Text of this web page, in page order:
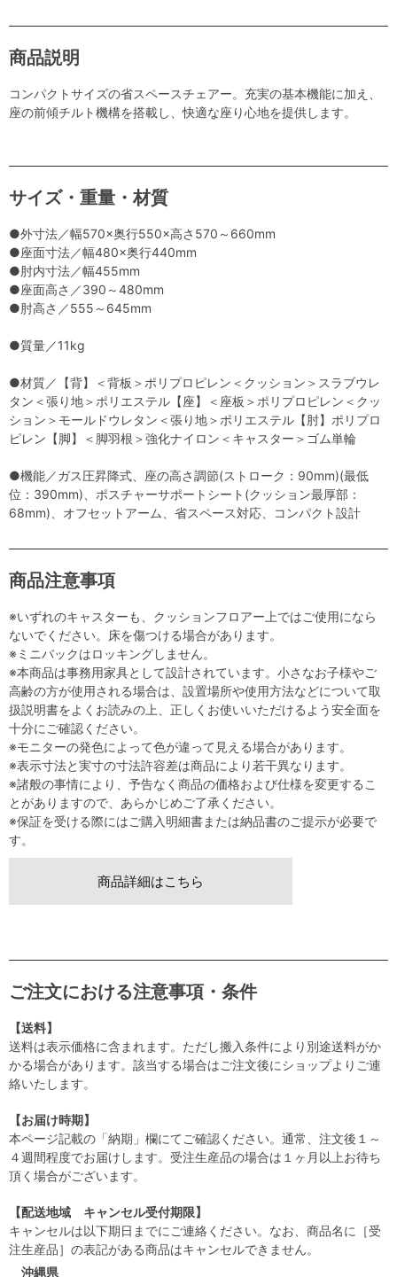
商品説明
コンパクトサイズの省スペースチェアー。充実の基本機能に加え、
座の前傾チルト機構を搭載し、快適な座り心地を提供します。
サイズ・重量・材質
●外寸法／幅570×奥行550×高さ570～660mm
●座面寸法／幅480×奥行440mm
●肘内寸法／幅455mm
●座面高さ／390～480mm
●肘高さ／555～645mm
●質量／11kg
●材質／【背】＜背板＞ポリプロピレン＜クッション＞スラブウレ
タン＜張り地＞ポリエステル【座】＜座板＞ポリプロピレン＜クッ
ション＞モールドウレタン＜張り地＞ポリエステル【肘】ポリプロ
ピレン【脚】＜脚羽根＞強化ナイロン＜キャスター＞ゴム単輪
●機能／ガス圧昇降式、座の高さ調節(ストローク：90mm)(最低
位：390mm)、ポスチャーサポートシート(クッション最厚部：
68mm)、オフセットアーム、省スペース対応、コンパクト設計
商品注意事項
※いずれのキャスターも、クッションフロアー上ではご使用になら
ないでください。床を傷つける場合があります。
※ミニバックはロッキングしません。
※本商品は事務用家具として設計されています。小さなお子様やご
高齢の方が使用される場合は、設置場所や使用方法などについて取
扱説明書をよくお読みの上、正しくお使いいただけるよう安全面を
十分にご確認ください。
※モニターの発色によって色が違って見える場合があります。
※表示寸法と実寸の寸法許容差は商品により若干異なります。
※諸般の事情により、予告なく商品の価格および仕様を変更するこ
とがありますので、あらかじめご了承ください。
※保証を受ける際にはご購入明細書または納品書のご提示が必要で
す。
商品詳細はこちら
ご注文における注意事項・条件
【送料】
送料は表示価格に含まれます。ただし搬入条件により別途送料がか
かる場合があります。該当する場合はご注文後にショップよりご連
絡いたします。
【お届け時期】
本ページ記載の「納期」欄にてご確認ください。通常、注文後１～
４週間程度でお届けします。受注生産品の場合は１ヶ月以上お待ち
頂く場合がございます。
【配送地域 キャンセル受付期限】
キャンセルは以下期日までにご連絡ください。なお、商品名に［受
注生産品］の表記がある商品はキャンセルできません。
沖縄県